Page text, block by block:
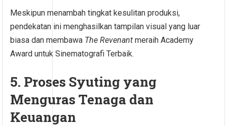
Meskipun menambah tingkat kesulitan produksi,
pendekatan ini menghasilkan tampilan visual yang luar
biasa dan membawa The Revenant meraih Academy
Award untuk Sinematografi Terbaik.
5. Proses Syuting yang
Menguras Tenaga dan
Keuangan